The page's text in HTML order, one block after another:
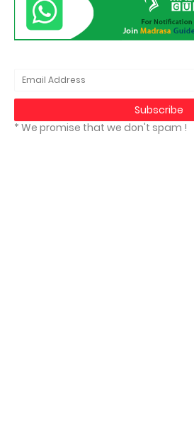
* We promise that we don't spam !